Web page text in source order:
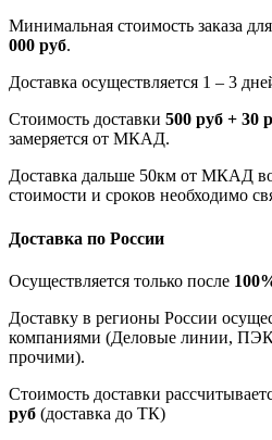
Минимальная стоимость заказа
000 руб.
Доставка осуществляется 1 – 3
Стоимость доставки 500 руб + 30
замеряется от МКАД.
Доставка дальше 50км от МКАД
стоимости и сроков необходимо
Доставка по России
Осуществляется только после
Доставку в регионы России
компаниями (Деловые линии,
прочими).
Стоимость доставки
руб (доставка до ТК)